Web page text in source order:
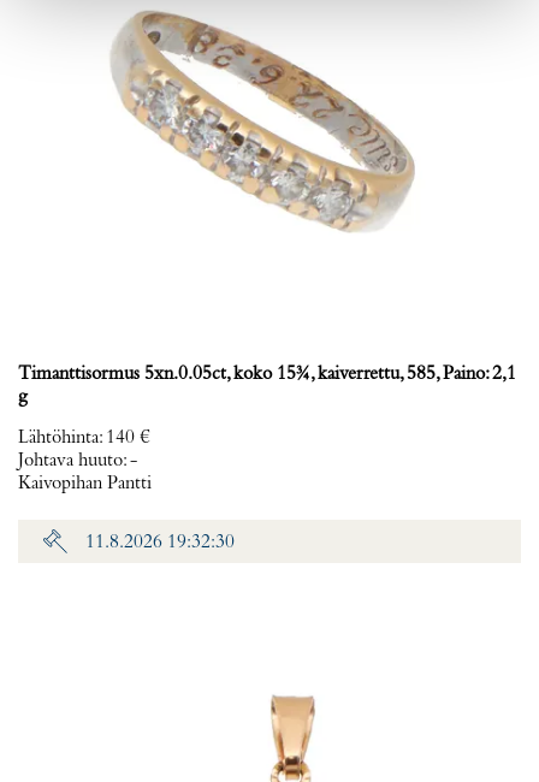
Timanttisormus 5xn.0.05ct, koko 15¾, kaiverrettu, 585, Paino: 2,1
g
Lähtöhinta: 140 €
Johtava huuto:-
Kaivopihan Pantti
11.8.2026 19:32:30